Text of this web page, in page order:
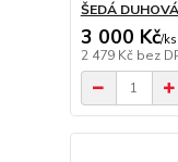
ŠEDÁ
3 000 Kč/ks
2 479 Kč bez